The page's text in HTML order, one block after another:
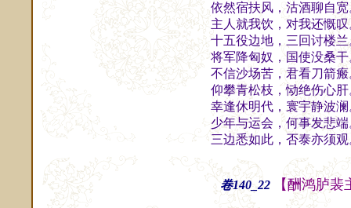
依然宿扶风，沽酒聊自
主人就我饮，对我还慨
十五役边地，三回讨楼
将军降匈奴，国使没桑
不信沙场苦，君看刀箭
仰攀青松枝，恸绝伤心
幸逢休明代，寰宇静波
少年与运会，何事发悲
三边悉如此，否泰亦须观
卷140_22 【酬鸿胪